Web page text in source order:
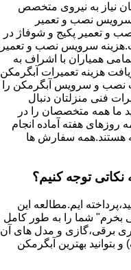
نیاز به نیروی متخصص
سرویس نصب و تعمیر
و تعمیر پکیج و شوفاژ در
سرویس نصب و تعمیر
همیاران با اشراف به
هزینه تعمیرات آبگرمکن
نصب و سرویس آبگرمکن را
فنی منزلتان دنبال
همه متخصصان را در
روزهای هفته آماده انجام
هستند.همه سفارش ها
نکاتی توجه کنیم؟
ایم.مطالعه این
شما را به طور کامل
برقی،گازی و مدل های آن
بهترین آبگرمکن